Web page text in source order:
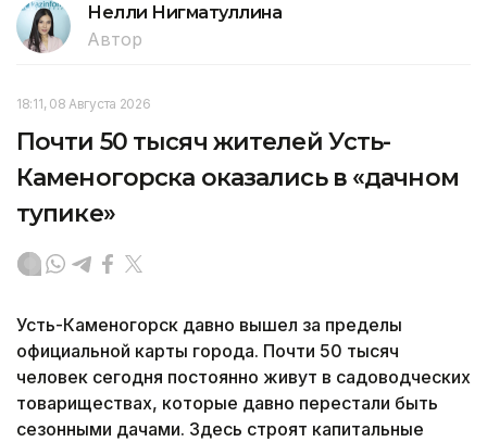
Нелли Нигматуллина
Автор
18:11, 08 Августа 2026
Почти 50 тысяч жителей Усть-
Каменогорска оказались в «дачном
тупике»
Усть-Каменогорск давно вышел за пределы
официальной карты города. Почти 50 тысяч
человек сегодня постоянно живут в садоводческих
товариществах, которые давно перестали быть
сезонными дачами. Здесь строят капитальные